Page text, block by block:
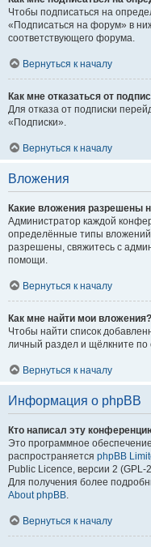
Чтобы подписаться на
«Подписаться на форум» в
соответствующего форума.
Вернуться к началу
Как мне отказаться от
Для отказа от подписки
«Подписки».
Вернуться к началу
Вложения
Какие вложения разрешены
Администратор каждой
определённые типы
разрешены, свяжитесь с
помощи.
Вернуться к началу
Как мне найти мои вложения?
Чтобы найти список
личный раздел и щёлкните
Вернуться к началу
Информация о phpBB
Кто написал эту
Это программное
распространяется phpBB
Public Licence, версии 2
Для получения более
About phpBB.
Вернуться к началу